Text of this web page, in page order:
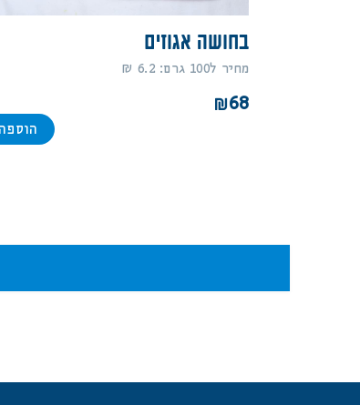
בחושה אגוזים
מחיר ל100 גרם: 6.2 ₪
68